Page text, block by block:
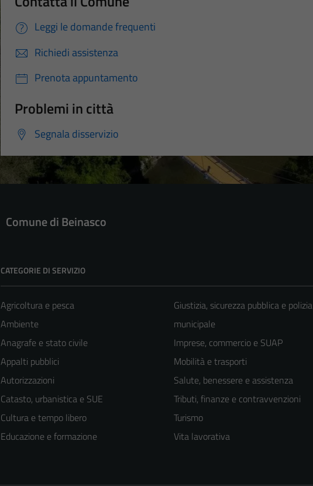
Leggi le domande frequenti
Richiedi assistenza
Prenota appuntamento
Problemi in città
Segnala disservizio
Comune di Beinasco
CATEGORIE DI SERVIZIO
Agricoltura e pesca
Ambiente
Anagrafe e stato civile
Appalti pubblici
Autorizzazioni
Catasto, urbanistica e SUE
Cultura e tempo libero
Educazione e formazione
Giustizia, sicurezza pubblica e polizia
municipale
Imprese, commercio e SUAP
Mobilità e trasporti
Salute, benessere e assistenza
Tributi, finanze e contravvenzioni
Turismo
Vita lavorativa